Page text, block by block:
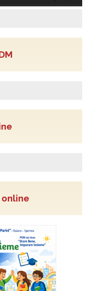
online